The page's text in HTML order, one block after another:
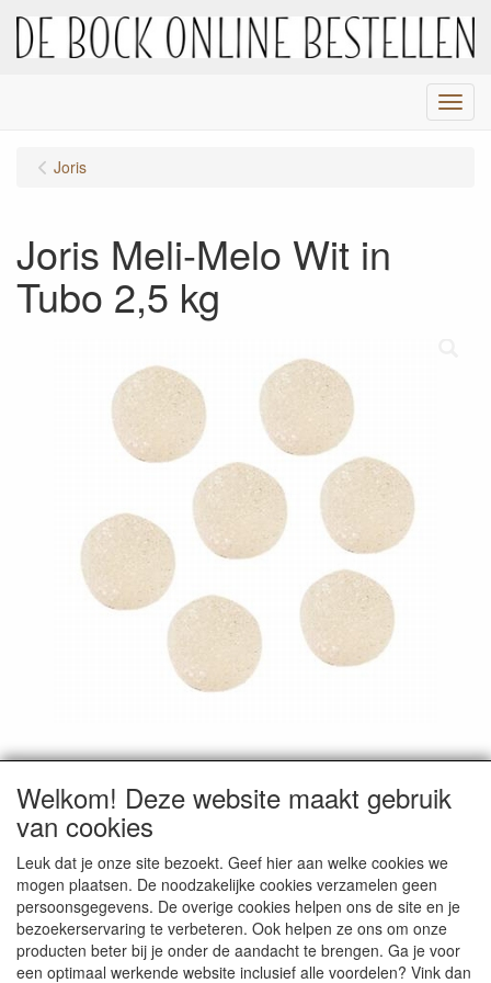
Menu
Joris
Joris Meli-Melo Wit in
Tubo 2,5 kg
Tijdelijk niet beschikbaar!
Artikelcode:44319
CONTACTGEGEVENS
Doopsuiker De Snoeperie | Borkelstraat 61, B-
Welkom! Deze website maakt gebruik
van cookies
Leuk dat je onze site bezoekt. Geef hier aan welke cookies we
mogen plaatsen. De noodzakelijke cookies verzamelen geen
persoonsgegevens. De overige cookies helpen ons de site en je
bezoekerservaring te verbeteren. Ook helpen ze ons om onze
producten beter bij je onder de aandacht te brengen. Ga je voor
een optimaal werkende website inclusief alle voordelen? Vink dan